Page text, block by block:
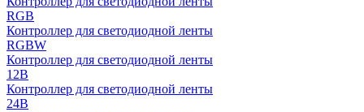
RGB
Контроллер для светодиодной ленты
RGBW
Контроллер для светодиодной ленты
12В
Контроллер для светодиодной ленты
24В